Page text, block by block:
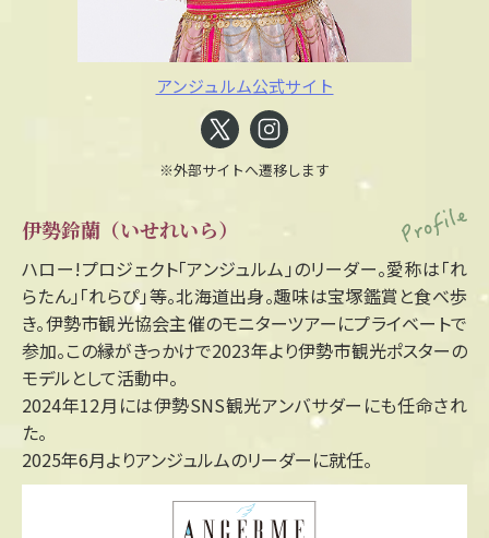
アンジュルム公式サイト
※外部サイトへ遷移します
伊勢鈴蘭（いせれいら）
ハロー!プロジェクト「アンジュルム」のリーダー。愛称は「れ
らたん」「れらぴ」等。北海道出身。趣味は宝塚鑑賞と食べ歩
き。伊勢市観光協会主催のモニターツアーにプライベートで
参加。この縁がきっかけで2023年より伊勢市観光ポスターの
モデルとして活動中。
2024年12月には伊勢SNS観光アンバサダーにも任命され
た。
2025年6月よりアンジュルムのリーダーに就任。